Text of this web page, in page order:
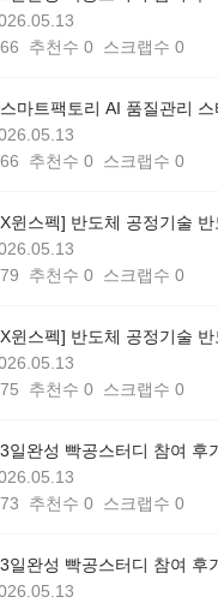
66 추천수 0 스크랩수 0
66 추천수 0 스크랩수 0
79 추천수 0 스크랩수 0
75 추천수 0 스크랩수 0
일완성 빡공스터디 참여 후
73 추천수 0 스크랩수 0
일완성 빡공스터디 참여 후